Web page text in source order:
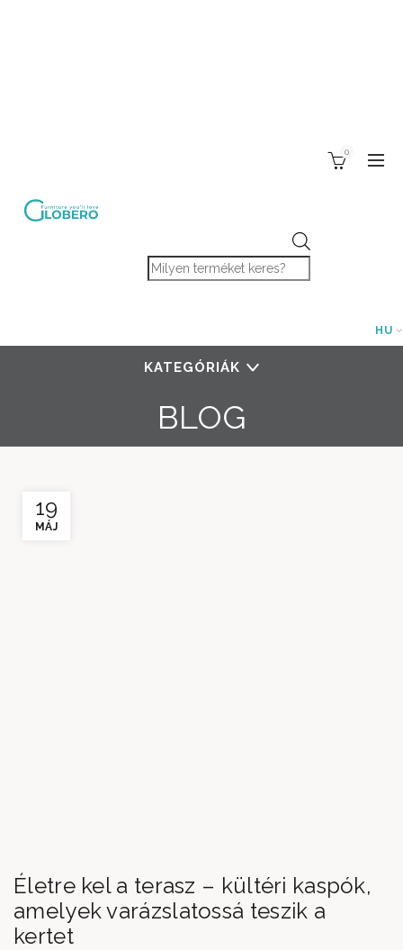
Products search
0
HU
KATEGÓRIÁK
BLOG
19
MÁJ
Életre kel a terasz – kültéri kaspók,
amelyek varázslatossá teszik a
kertet